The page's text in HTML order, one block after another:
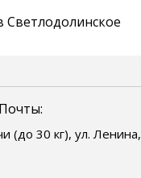
Светлодолинское
(до 30 кг), ул. Ленина,